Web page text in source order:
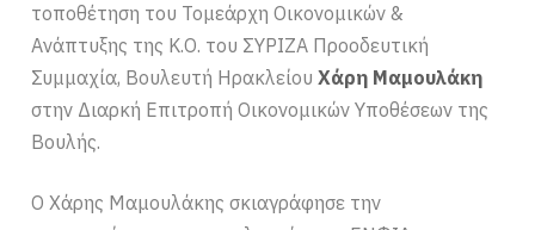
τοποθέτηση του Τομεάρχη Οικονομικών &
Ανάπτυξης της Κ.Ο. του ΣΥΡΙΖΑ Προοδευτική
Συμμαχία, Βουλευτή ΗρακλείουΧάρη Μαμουλάκη
στην Διαρκή Επιτροπή Οικονομικών Υποθέσεων της
Βουλής.
Ο Χάρης Μαμουλάκης σκιαγράφησε την